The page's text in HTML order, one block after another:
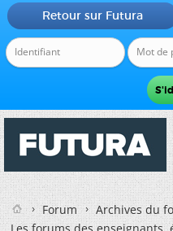
Retour sur Futura
Forum
Archives du